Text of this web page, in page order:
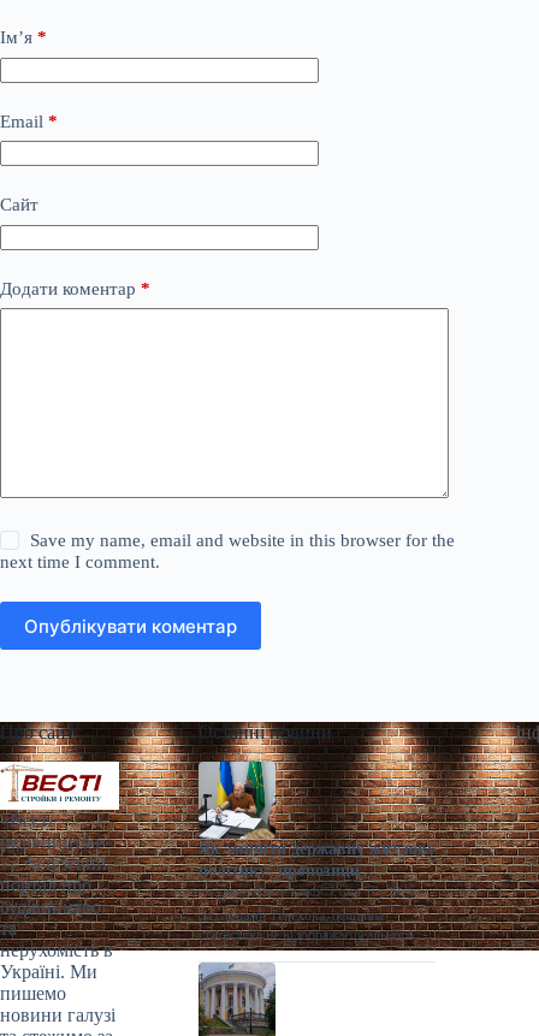
Ім’я *
Email *
Сайт
Додати коментар *
Save my name, email and website in this browser for the
next time I comment.
Опублікувати коментар
Про сайт
«Весті
будівництва»
— галузевий
портал про
будівництво
та
нерухомість в
Україні. Ми
пишемо
новини галузі
Останні новини
Як змінити державну житлову
політику: пропозиції
прифронтових громад
Діана Ярмоленко
Сер 10, 2026
За словами Терехова, офіційна
статистика не відображає реального
масштабу житлової проблеми /
Асоціація прифронтових міст та
громад Прямі збитки житлового…